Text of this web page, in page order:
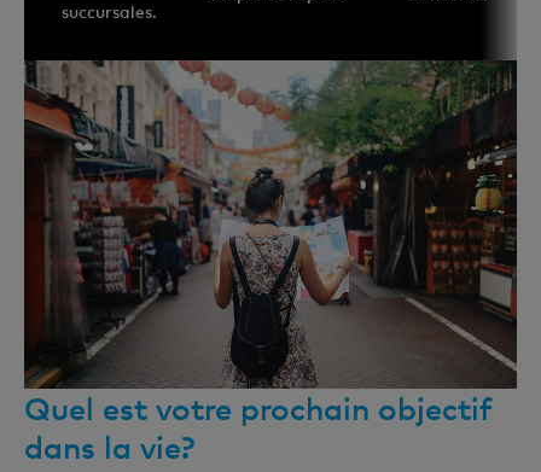
succursales.
Quel est votre prochain objectif
dans la vie?